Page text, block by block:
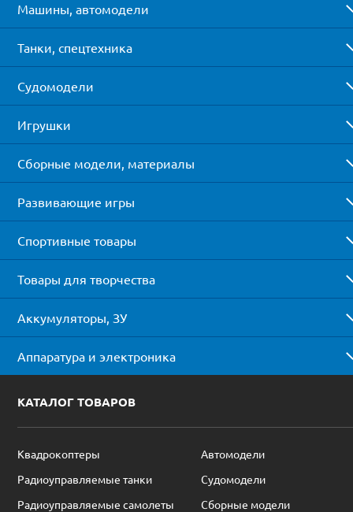
Машины, автомодели
Танки, спецтехника
Судомодели
Игрушки
Сборные модели, материалы
Развивающие игры
Спортивные товары
Товары для творчества
Аккумуляторы, ЗУ
Аппаратура и электроника
КАТАЛОГ ТОВАРОВ
Квадрокоптеры
Автомодели
Радиоуправляемые танки
Судомодели
Радиоуправляемые самолеты
Сборные модели